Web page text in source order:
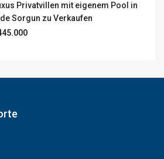
Privatvillen mit eigenem Pool in
Sorgun zu Verkaufen